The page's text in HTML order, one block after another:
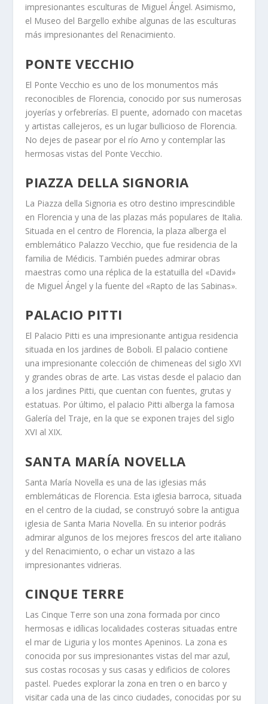
impresionantes esculturas de Miguel Ángel. Asimismo,
el Museo del Bargello exhibe algunas de las esculturas
más impresionantes del Renacimiento.
PONTE VECCHIO
El Ponte Vecchio es uno de los monumentos más
reconocibles de Florencia, conocido por sus numerosas
joyerías y orfebrerías. El puente, adornado con macetas
y artistas callejeros, es un lugar bullicioso de Florencia.
No dejes de pasear por el río Arno y contemplar las
hermosas vistas del Ponte Vecchio.
PIAZZA DELLA SIGNORIA
La Piazza della Signoria es otro destino imprescindible
en Florencia y una de las plazas más populares de Italia.
Situada en el centro de Florencia, la plaza alberga el
emblemático Palazzo Vecchio, que fue residencia de la
familia de Médicis. También puedes admirar obras
maestras como una réplica de la estatuilla del «David»
de Miguel Ángel y la fuente del «Rapto de las Sabinas».
PALACIO PITTI
El Palacio Pitti es una impresionante antigua residencia
situada en los jardines de Boboli. El palacio contiene
una impresionante colección de chimeneas del siglo XVI
y grandes obras de arte. Las vistas desde el palacio dan
a los jardines Pitti, que cuentan con fuentes, grutas y
estatuas. Por último, el palacio Pitti alberga la famosa
Galería del Traje, en la que se exponen trajes del siglo
XVI al XIX.
SANTA MARÍA NOVELLA
Santa María Novella es una de las iglesias más
emblemáticas de Florencia. Esta iglesia barroca, situada
en el centro de la ciudad, se construyó sobre la antigua
iglesia de Santa Maria Novella. En su interior podrás
admirar algunos de los mejores frescos del arte italiano
y del Renacimiento, o echar un vistazo a las
impresionantes vidrieras.
CINQUE TERRE
Las Cinque Terre son una zona formada por cinco
hermosas e idílicas localidades costeras situadas entre
el mar de Liguria y los montes Apeninos. La zona es
conocida por sus impresionantes vistas del mar azul,
sus costas rocosas y sus casas y edificios de colores
pastel. Puedes explorar la zona en tren o en barco y
visitar cada una de las cinco ciudades, conocidas por su